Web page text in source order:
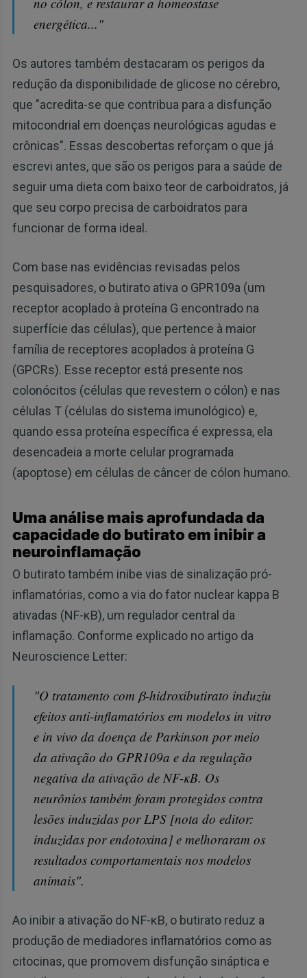
energética..."
Os autores também destacaram os perigos da
redução da disponibilidade de glicose no cérebro,
que "acredita-se que contribua para a disfunção
mitocondrial em doenças neurológicas agudas e
crônicas". Essas descobertas reforçam o que já
escrevi antes, que são os perigos para a saúde de
seguir uma dieta com baixo teor de carboidratos, já
que seu corpo precisa de carboidratos para
funcionar de forma ideal.
Com base nas evidências revisadas pelos
pesquisadores, o butirato ativa o GPR109a (um
receptor acoplado à proteína G encontrado na
superfície das células), que pertence à maior
família de receptores acoplados à proteína G
(GPCRs). Esse receptor está presente nos
colonócitos (células que revestem o cólon) e nas
células T (células do sistema imunológico) e,
quando essa proteína específica é expressa, ela
desencadeia a morte celular programada
(apoptose) em células de câncer de cólon humano.
Uma análise mais aprofundada da
capacidade do butirato em inibir a
neuroinflamação
O butirato também inibe vias de sinalização pró-
inflamatórias, como a via do fator nuclear kappa B
ativadas (NF-κB), um regulador central da
inflamação. Conforme explicado no artigo da
Neuroscience Letter:
"O tratamento com β-hidroxibutirato induziu
efeitos anti-inflamatórios em modelos in vitro
e in vivo da doença de Parkinson por meio
da ativação do GPR109a e da regulação
negativa da ativação de NF-κB. Os
neurônios também foram protegidos contra
lesões induzidas por LPS [nota do editor:
induzidas por endotoxina] e melhoraram os
resultados comportamentais nos modelos
animais".
Ao inibir a ativação do NF-κB, o butirato reduz a
produção de mediadores inflamatórios como as
citocinas, que promovem disfunção sináptica e